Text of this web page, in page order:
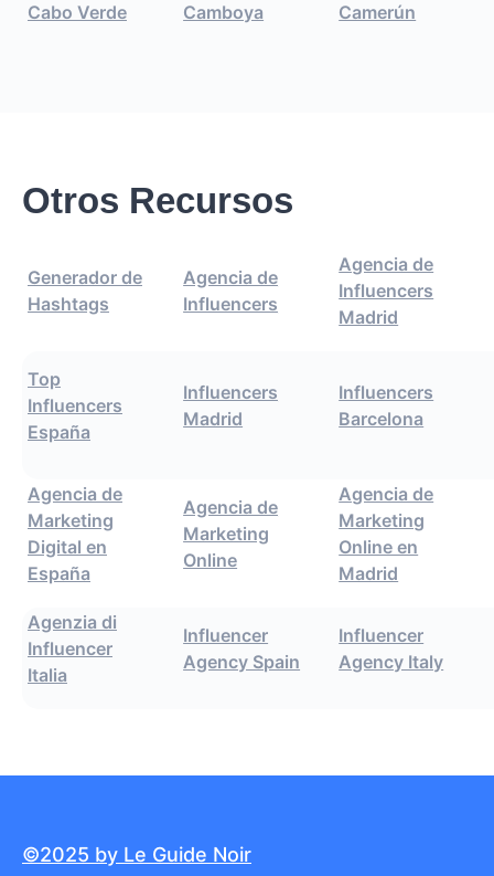
Cabo Verde
Camboya
Camerún
Otros Recursos
Generador de
Hashtags
Agencia de
Influencers
Agencia de
Influencers
Madrid
Top
Influencers
España
Influencers
Madrid
Influencers
Barcelona
Agencia de
Marketing
Digital en
España
Agencia de
Marketing
Online
Agencia de
Marketing
Online en
Madrid
Agenzia di
Influencer
Italia
Influencer
Agency Spain
Influencer
Agency Italy
©2025 by Le Guide Noir